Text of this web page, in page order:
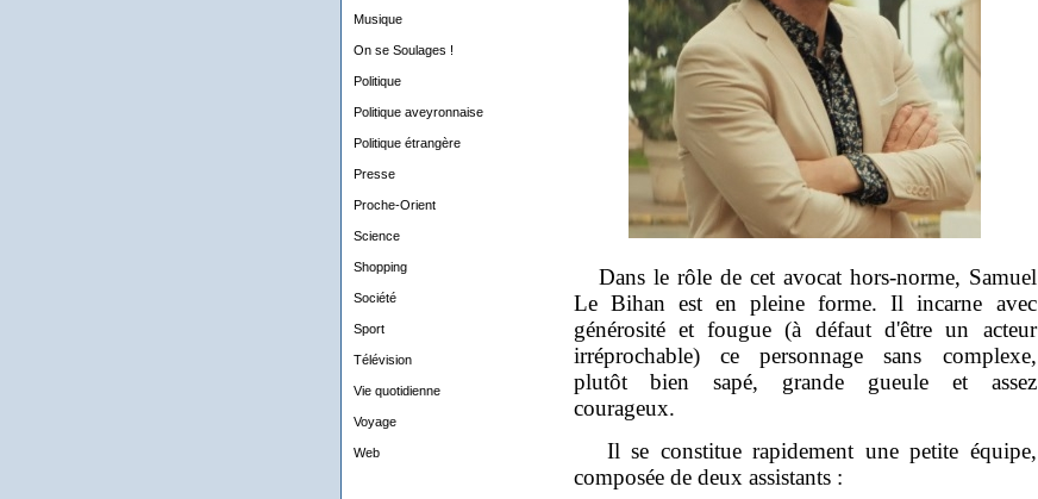
Musique
On se Soulages !
Politique
Politique aveyronnaise
Politique étrangère
Presse
Proche-Orient
Science
Shopping
Société
Sport
Télévision
Vie quotidienne
Voyage
Web
Dans le rôle de cet avocat hors-norme, Samuel
Le Bihan est en pleine forme. Il incarne avec
générosité et fougue (à défaut d'être un acteur
irréprochable) ce personnage sans complexe,
plutôt bien sapé, grande gueule et assez
courageux.
Il se constitue rapidement une petite équipe,
composée de deux assistants :